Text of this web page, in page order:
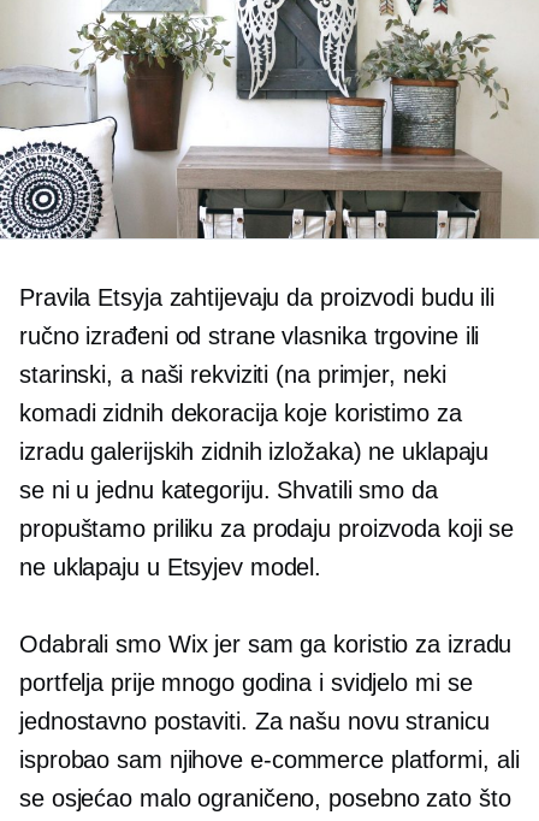
Pravila Etsyja zahtijevaju da proizvodi budu ili
ručno izrađeni od strane vlasnika trgovine ili
starinski, a naši rekviziti (na primjer, neki
komadi zidnih dekoracija koje koristimo za
izradu galerijskih zidnih izložaka) ne uklapaju
se ni u jednu kategoriju. Shvatili smo da
propuštamo priliku za prodaju proizvoda koji se
ne uklapaju u Etsyjev model.
Odabrali smo Wix jer sam ga koristio za izradu
portfelja prije mnogo godina i svidjelo mi se
jednostavno postaviti. Za našu novu stranicu
isprobao sam njihove e-commerceplatformi, ali
se osjećao malo ograničeno, posebno zato što